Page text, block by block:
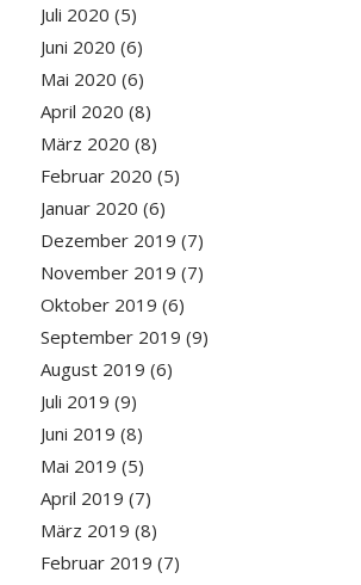
Juli 2020 (5)
Juni 2020 (6)
Mai 2020 (6)
April 2020 (8)
März 2020 (8)
Februar 2020 (5)
Januar 2020 (6)
Dezember 2019 (7)
November 2019 (7)
Oktober 2019 (6)
September 2019 (9)
August 2019 (6)
Juli 2019 (9)
Juni 2019 (8)
Mai 2019 (5)
April 2019 (7)
März 2019 (8)
Februar 2019 (7)